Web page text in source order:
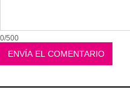
0/500